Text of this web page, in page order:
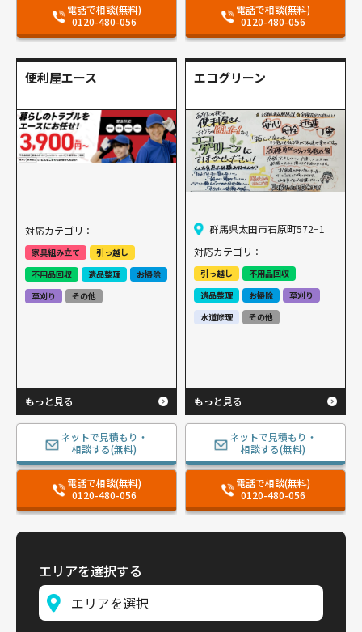
電話で相談(無料)
0120-480-056
電話で相談(無料)
0120-480-056
便利屋エース
対応カテゴリ：
家具組み立て
引っ越し
不用品回収
遺品整理
お掃除
草刈り
その他
もっと見る
ネットで見積もり・
相談する(無料)
電話で相談(無料)
0120-480-056
エコグリーン
群馬県太田市石原町572−1
対応カテゴリ：
引っ越し
不用品回収
遺品整理
お掃除
草刈り
水道修理
その他
もっと見る
ネットで見積もり・
相談する(無料)
電話で相談(無料)
0120-480-056
エリアを選択する